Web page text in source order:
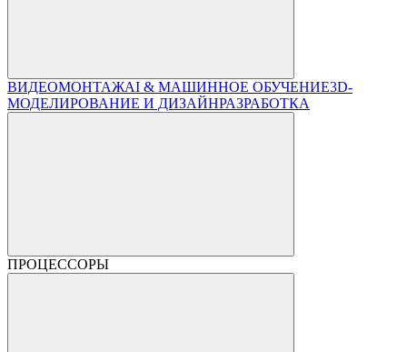
ВИДЕОМОНТАЖAI & МАШИННОЕ ОБУЧЕНИЕ3D-
МОДЕЛИРОВАНИЕ И ДИЗАЙНРАЗРАБОТКА
ПРОЦЕССОРЫ